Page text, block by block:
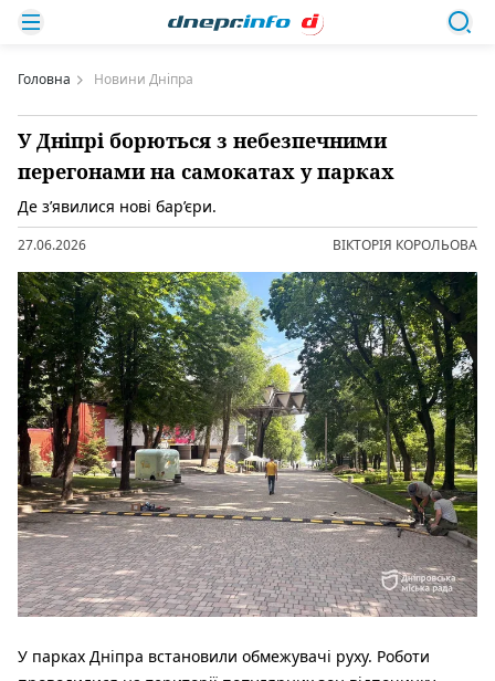
Головна Новини Дніпра
У Дніпрі борються з небезпечними
перегонами на самокатах у парках
Де з’явилися нові бар’єри.
27.06.2026 ВІКТОРІЯ КОРОЛЬОВА
У парках Дніпра встановили обмежувачі руху. Роботи